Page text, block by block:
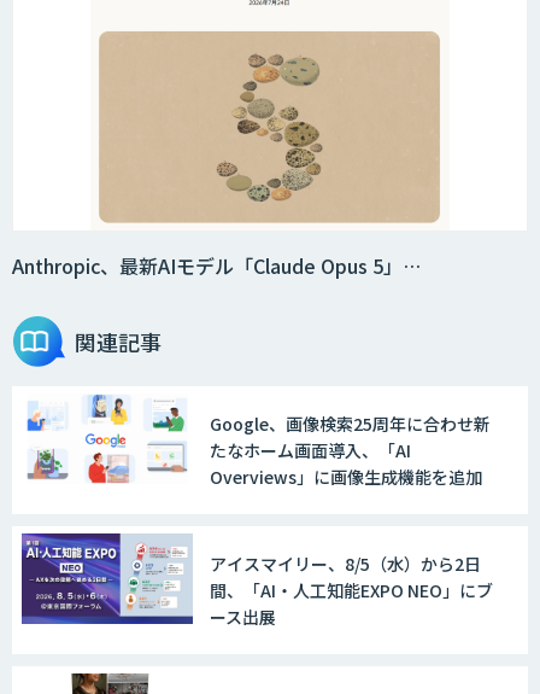
Anthropic、最新AIモデル「Claude Opus 5」…
関連記事
Google、画像検索25周年に合わせ新
たなホーム画面導入、「AI
Overviews」に画像生成機能を追加
アイスマイリー、8/5（水）から2日
間、「AI・人工知能EXPO NEO」にブ
ース出展